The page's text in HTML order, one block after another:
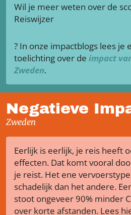
Wil je meer weten over de
Reiswijzer
? In onze impactblogs lees je
toelichting over de impact
Zweden.
Negatieve
Zweden
Eerlijk is eerlijk, je reis heeft
effecten. Dat komt vooral
je reist. Het ene
schadelijk dan het andere.
stoot ongeveer 90% minder
over korte afstanden. Lees